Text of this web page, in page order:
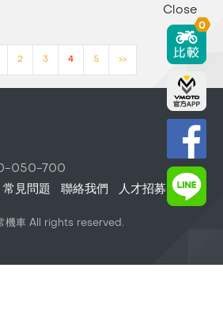
2 3 4 5 >>
050-700
常見問題 聯絡我們 人才招募
機車 All rights reserved.
Close
0